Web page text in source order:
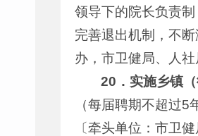
领导下的院长负责
完善退出机制，不
办，市卫健局、人
20 ． 实施乡镇
（每届聘期不超过
〔牵头单位：市卫